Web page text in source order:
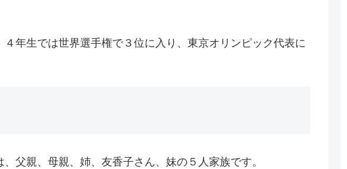
４年生では世界選手権で３位に入り、東京オリンピック代表に
父親、母親、姉、友香子さん、妹の５人家族です。